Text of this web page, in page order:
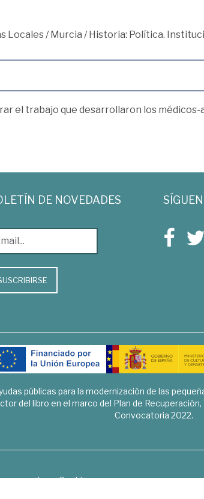
Locales/Murcia /Historia: Política.
el trabajo que desarrollaron los médicos-
DE NOVEDADES
públicas para la modernización de las
del libro en el marco del Plan de
Convocatoria 2022.
generales
Cookies